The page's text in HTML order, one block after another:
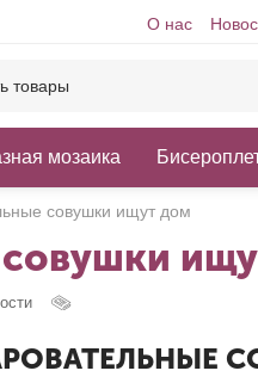
О нас
мозаика
совушки ищут дом